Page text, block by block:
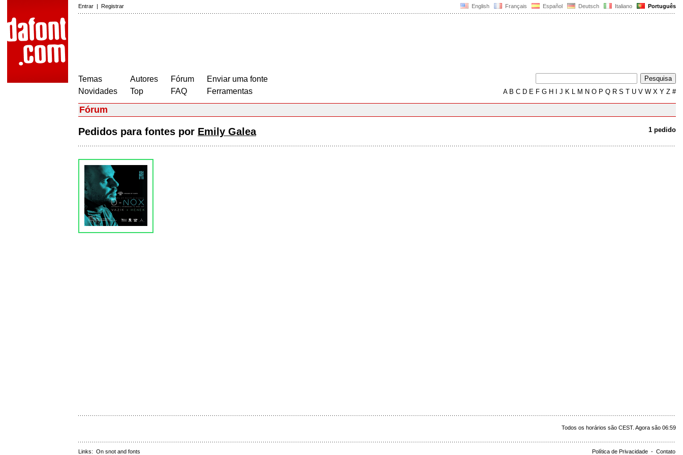
English Français Español Deutsch Italiano Português
Entrar | Registrar
Temas
Novidades
Autores
Top
Fórum
FAQ
Enviar uma fonte
Ferramentas
AB C D E F G H J K L M N O P Q R S T U V W X Y Z #
Fórum
1 pedido
Pedidos para fontes por Emily Galea
Todos os horários são CEST. Agora são 06:59
Política de Privacidade - Contato
Links: On snot and fonts